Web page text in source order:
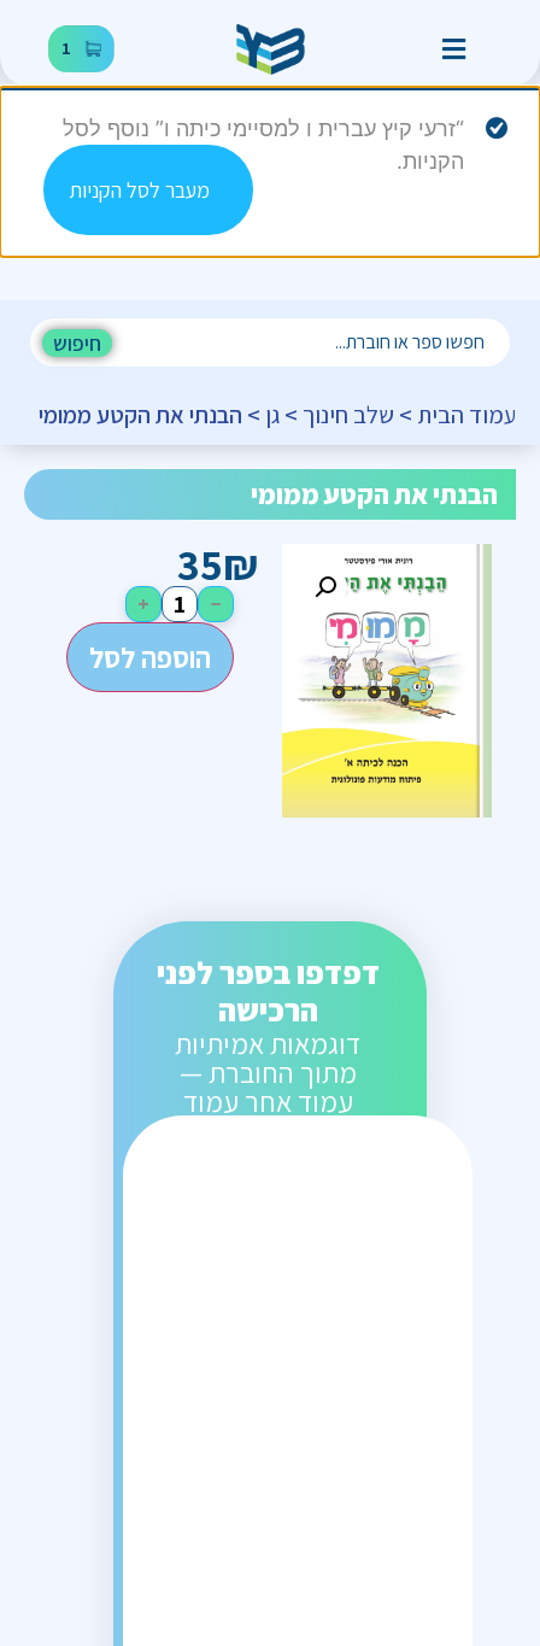
1
“זרעי קיץ עברית ו למסיימי כיתה ו” נוסף לסל
הקניות.
מעבר לסל הקניות
חיפוש
עמוד הבית > שלב חינוך >גן > הבנתי את הקטע ממומי
הבנתי את הקטע ממומי
35₪
−
+
הוספה לסל
דפדפו בספר לפני
הרכישה
דוגמאות אמיתיות
מתוך החוברת —
עמוד אחר עמוד